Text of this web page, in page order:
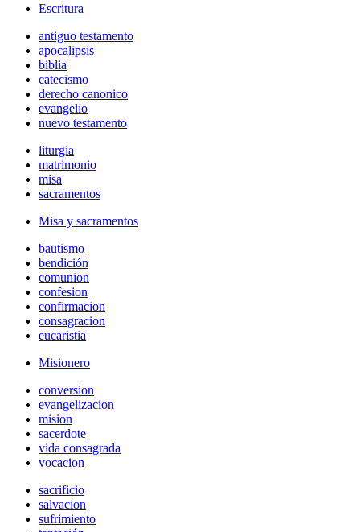
Escritura
antiguo testamento
apocalipsis
biblia
catecismo
derecho canonico
evangelio
nuevo testamento
liturgia
matrimonio
misa
sacramentos
Misa y sacramentos
bautismo
bendición
comunion
confesion
confirmacion
consagracion
eucaristia
Misionero
conversion
evangelizacion
mision
sacerdote
vida consagrada
vocacion
sacrificio
salvacion
sufrimiento